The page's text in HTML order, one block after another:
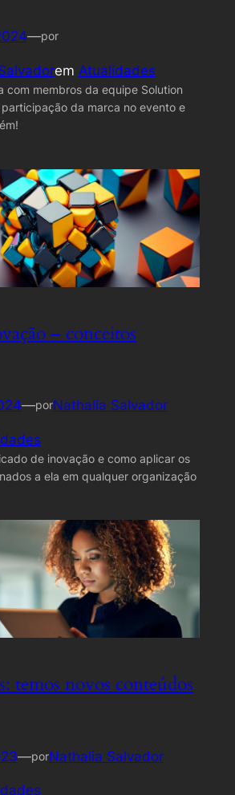
—por
em Atualidades
com membros da equipe Solution
da marca no evento e
– conceitos
—porNathalia Salvador
de inovação e como aplicar os
a ela em qualquer organização
temos novos conteúdos
—porNathalia Salvador